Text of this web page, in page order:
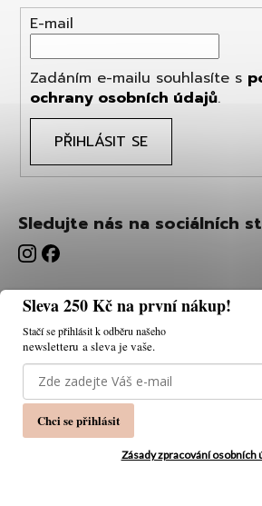
Používáme cookies, abychom vám
prohlížení webu a díky analýze
jeho funkce, výkon a použitelnost.
E-mail
Zadáním e-mailu souhlasíte s
ochrany osobních údajů.
PŘIHLÁSIT SE
Sledujte nás na sociálních
Sleva 250 Kč na první nákup!
Stačí se přihlásit k odběru našeho
newsletteru a sleva je vaše.
Chci se přihlásit
Zásady zpracování osobních